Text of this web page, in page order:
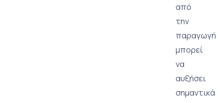
από
την
παραγωγή
μπορεί
να
αυξήσει
σημαντικά